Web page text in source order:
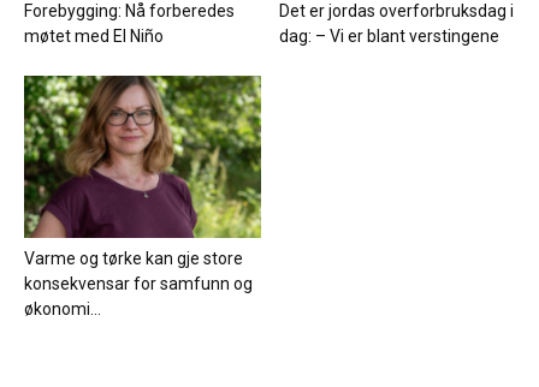
Forebygging: Nå forberedes
møtet med El Niño
Det er jordas overforbruksdag i
dag: – Vi er blant verstingene
Varme og tørke kan gje store
konsekvensar for samfunn og
økonomi...